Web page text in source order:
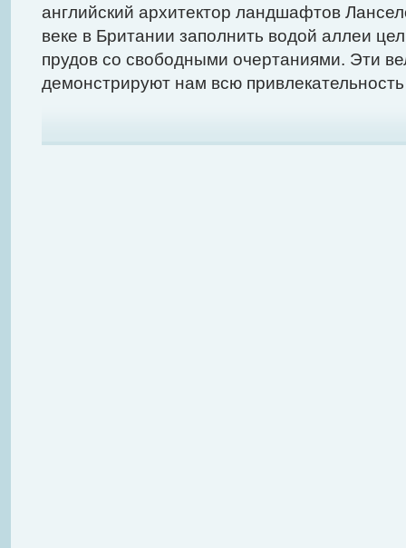
английский архитектор ландшафтов
веке в Британии заполнить водой аллеи
прудов со свободными очертаниями. Эти
демонстрируют нам всю